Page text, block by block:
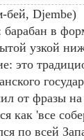
Djembe)
в
узкой
это
от фразы на
как 'все
по всей